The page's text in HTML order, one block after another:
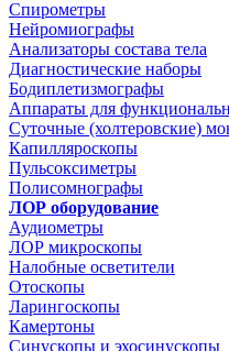
Спирометры
Нейромиографы
Анализаторы состава тела
Диагностические наборы
Бодиплетизмографы
Аппараты для
Суточные (холтеровские)
Капилляроскопы
Пульсоксиметры
Полисомнографы
ЛОР оборудование
Аудиометры
ЛОР микроскопы
Налобные осветители
Отоскопы
Ларингоскопы
Камертоны
Синускопы и эхосинускопы